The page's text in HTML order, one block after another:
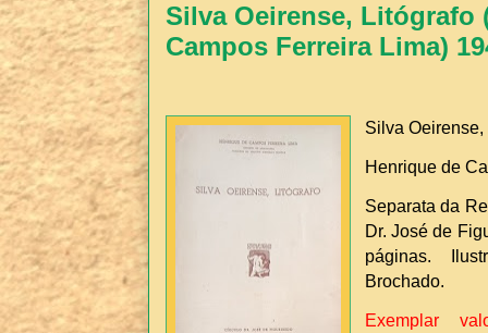
Silva Oeirense, Litógrafo
Campos Ferreira Lima)
Silva
Henrique de
Separata da
Dr. José de
páginas.
Brochado.
Exemplar